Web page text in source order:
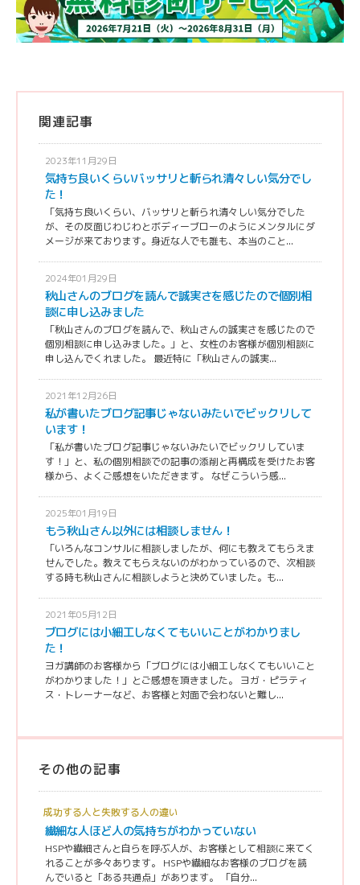
関連記事
2023年11月29日
気持ち良いくらいバッサリと斬られ清々しい気分でし
た！
「気持ち良いくらい、バッサリと斬られ清々しい気分でした
が、その反面じわじわとボディーブローのようにメンタルにダ
メージが来ております。身近な人でも誰も、本当のこと...
2024年01月29日
秋山さんのブログを読んで誠実さを感じたので個別相
談に申し込みました
「秋山さんのブログを読んで、秋山さんの誠実さを感じたので
個別相談に申し込みました。」と、女性のお客様が個別相談に
申し込んでくれました。 最近特に「秋山さんの誠実...
2021年12月26日
私が書いたブログ記事じゃないみたいでビックリして
います！
「私が書いたブログ記事じゃないみたいでビックリしていま
す！」と、私の個別相談での記事の添削と再構成を受けたお客
様から、よくご感想をいただきます。 なぜこういう感...
2025年01月19日
もう秋山さん以外には相談しません！
「いろんなコンサルに相談しましたが、何にも教えてもらえま
せんでした。教えてもらえないのがわかっているので、次相談
する時も秋山さんに相談しようと決めていました。も...
2021年05月12日
ブログには小細工しなくてもいいことがわかりまし
た！
ヨガ講師のお客様から「ブログには小細工しなくてもいいこと
がわかりました！」とご感想を頂きました。 ヨガ・ピラティ
ス・トレーナーなど、お客様と対面で会わないと難し...
その他の記事
成功する人と失敗する人の違い
繊細な人ほど人の気持ちがわかっていない
HSPや繊細さんと自らを呼ぶ人が、お客様として相談に来てく
れることが多々あります。 HSPや繊細なお客様のブログを読
んでいると「ある共通点」があります。 「自分...